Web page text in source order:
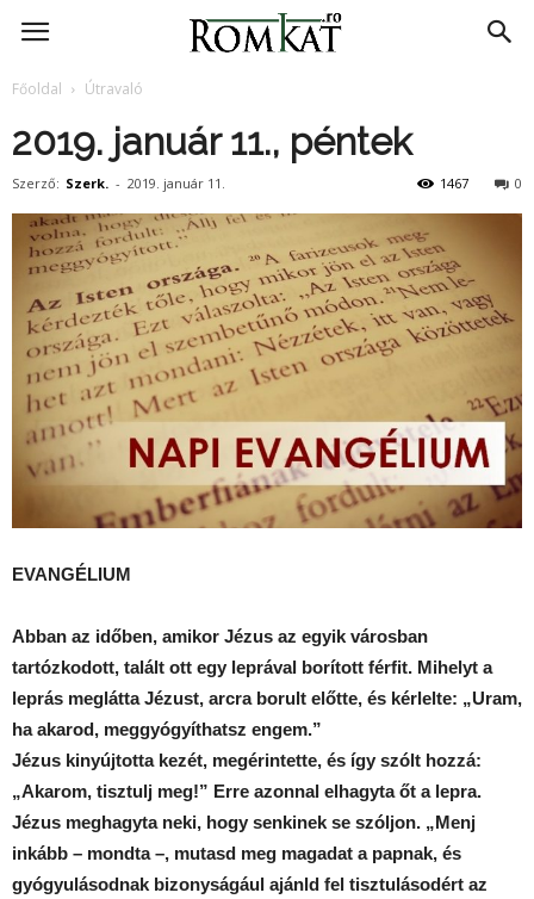
RomKat.ro
Főoldal Útravaló
2019. január 11., péntek
Szerző: Szerk. - 2019. január 11. 0
1467
EVANGÉLIUM
Abban az időben, amikor Jézus az egyik városban
tartózkodott, talált ott egy leprával borított férfit. Mihelyt a
leprás meglátta Jézust, arcra borult előtte, és kérlelte: „Uram,
ha akarod, meggyógyíthatsz engem.”
Jézus kinyújtotta kezét, megérintette, és így szólt hozzá:
„Akarom, tisztulj meg!” Erre azonnal elhagyta őt a lepra.
Jézus meghagyta neki, hogy senkinek se szóljon. „Menj
inkább – mondta –, mutasd meg magadat a papnak, és
gyógyulásodnak bizonyságául ajánld fel tisztulásodért az